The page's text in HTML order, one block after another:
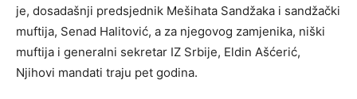
je, dosadašnji predsjednik Mešihata Sandžaka i sandžački
muftija, Senad Halitović, a za njegovog zamjenika, niški
muftija i generalni sekretar IZ Srbije, Eldin Ašćerić,
Njihovi mandati traju pet godina.